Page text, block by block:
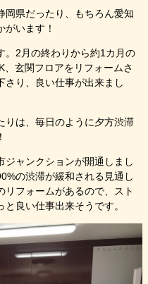
岡県だったり、もちろん愛知
います！
。2月の終わりから約1カ月の
玄関フロアをリフォームさ
さり、良い仕事が出来まし
は、毎日のように夕方渋滞
ジャンクションが開通しまし
の渋滞が緩和される見通し
リフォームがあるので、スト
良い仕事出来そうです。